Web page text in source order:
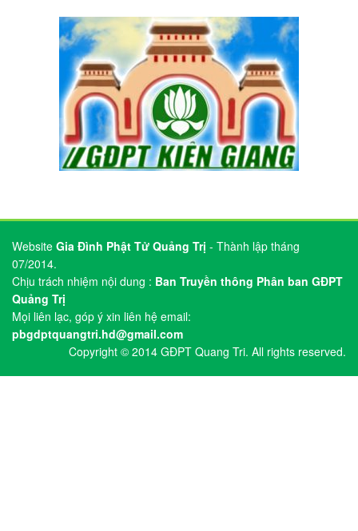
Chịu trách nhiệm nội dung :Ban Truyền thông Phân ban GĐPT
Mọi liên lạc, góp ý xin liên hệ email:
pbgdptquangtri.hd@gmail.com
Copyright © 2014 GĐPT Quang Tri. All rights reserved.